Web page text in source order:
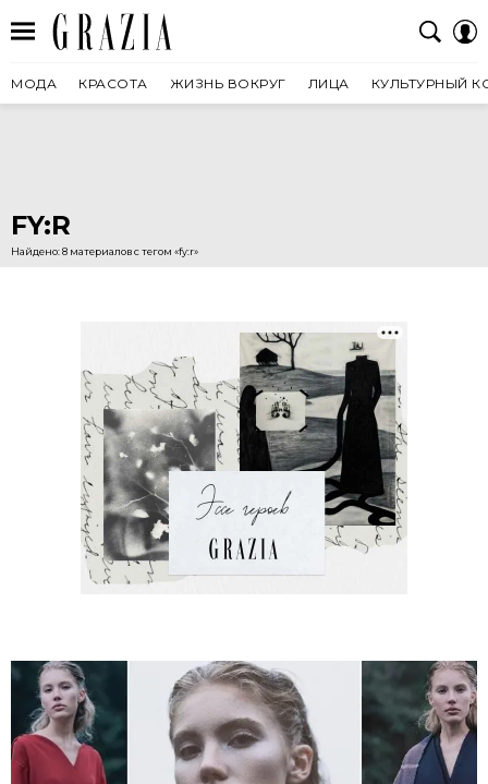
МОДА КРАСОТА ЖИЗНЬ ВОКРУГ ЛИЦА КУЛЬТУРНЫЙ
FY:R
Найдено: 8 материалов с тегом «fy:r»